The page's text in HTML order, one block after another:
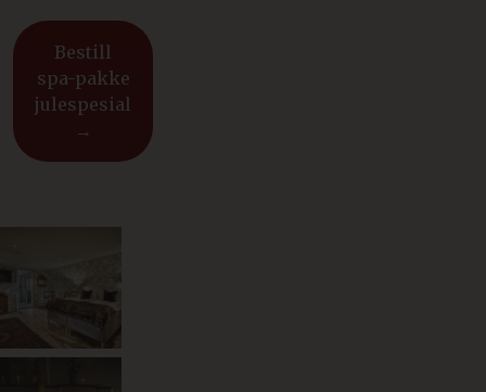
Bestill
spa-pakke
julespesial
→